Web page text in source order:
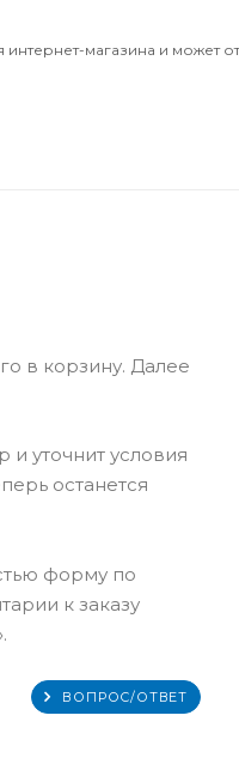
интернет-магазина и может
в корзину. Далее
уточнит условия
останется
форму по
к заказу
ВОПРОС/ОТВЕТ